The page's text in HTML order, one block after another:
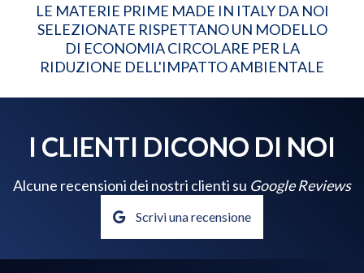
LE MATERIE PRIME MADE IN ITALY DA NOI
SELEZIONATE RISPETTANO UN MODELLO
DI ECONOMIA CIRCOLARE PER LA
RIDUZIONE DELL'IMPATTO AMBIENTALE
I CLIENTI DICONO DI NOI
Alcune recensioni dei nostri clienti su Google Reviews
Scrivi una recensione